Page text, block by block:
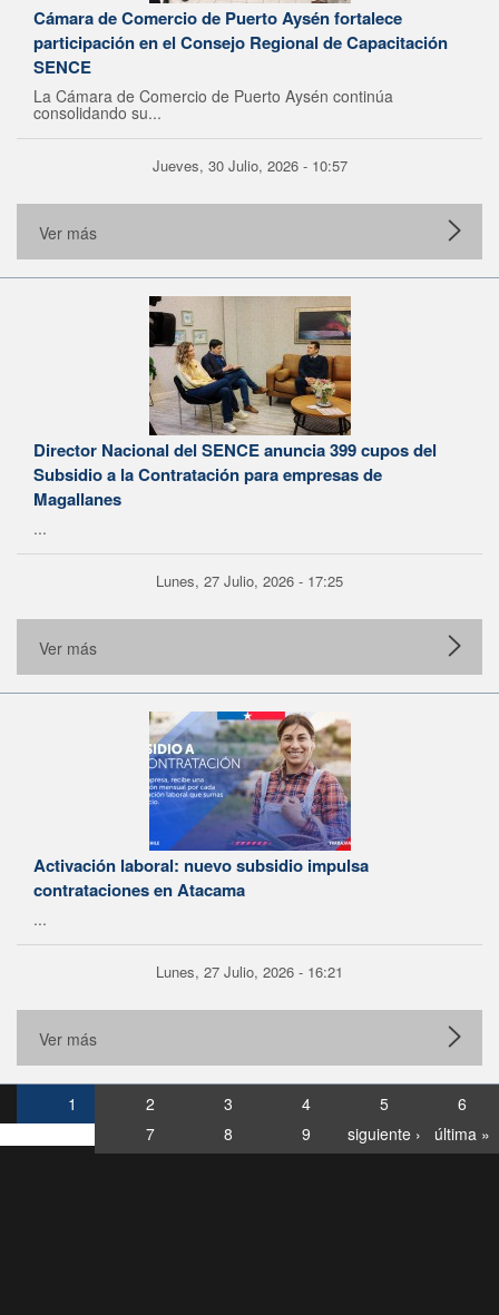
Cámara de Comercio de Puerto Aysén fortalece
participación en el Consejo Regional de Capacitación
SENCE
La Cámara de Comercio de Puerto Aysén continúa
consolidando su...
Jueves, 30 Julio, 2026 - 10:57
Ver más
Director Nacional del SENCE anuncia 399 cupos del
Subsidio a la Contratación para empresas de
Magallanes
...
Lunes, 27 Julio, 2026 - 17:25
Ver más
Activación laboral: nuevo subsidio impulsa
contrataciones en Atacama
...
Lunes, 27 Julio, 2026 - 16:21
Ver más
1 2 3 4 5
6
7
8 9 siguiente › última »